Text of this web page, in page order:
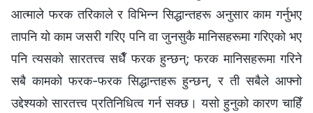
आत्माले फरक तरिकाले र विभिन्‍न सिद्धान्तहरू अनुसार काम गर्नुभए
तापनि यो काम जसरी गरिए पनि वा जुनसुकै मानिसहरूमा गरिएको भए
पनि त्यसको सारतत्त्व सधैँ फरक हुन्छन्; फरक मानिसहरूमा गरिने
सबै कामको फरक-फरक सिद्धान्तहरू हुन्छन्, र ती सबैले आफ्नो
उद्देश्यको सारतत्त्व प्रतिनिधित्व गर्न सक्छ। यसो हुनुको कारण चाहिँ